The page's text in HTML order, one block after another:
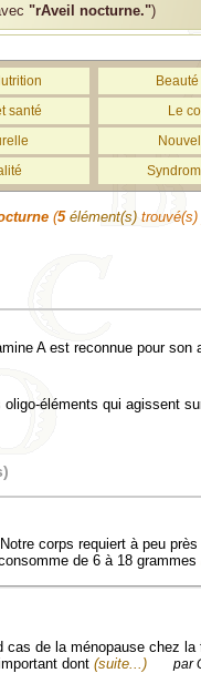
"rAveil nocturne.")
santé
Le
(5 élément(s) trouvé(s)
A est reconnue pour son
éléments qui agissent
corps requiert à peu
de 6 à 18 grammes
cas de la ménopause chez
dont (suite...) par